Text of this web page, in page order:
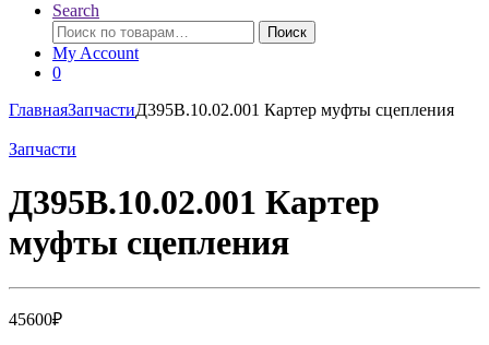
Search
Искать:
Поиск
My Account
0
ГлавнаяЗапчастиД395В.10.02.001 Картер муфты сцепления
Запчасти
Д395В.10.02.001 Картер
муфты сцепления
45600₽